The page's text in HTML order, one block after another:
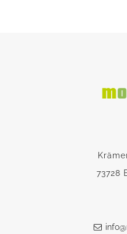
73728